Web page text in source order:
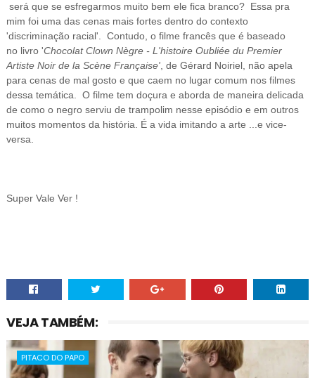
será que se esfregarmos muito bem ele fica branco? Essa pra
mim foi uma das cenas mais fortes dentro do contexto
'discriminação racial'. Contudo, o filme francês que é baseado
no livro 'Chocolat Clown Nègre - L'histoire Oubliée du Premier
Artiste Noir de la Scène Française', de Gérard Noiriel, não apela
para cenas de mal gosto e que caem no lugar comum nos filmes
dessa temática. O filme tem doçura e aborda de maneira delicada
de como o negro serviu de trampolim nesse episódio e em outros
muitos momentos da história. É a vida imitando a arte ...e vice-
versa.
Super Vale Ver !
VEJA TAMBÉM:
PITACO DO PAPO